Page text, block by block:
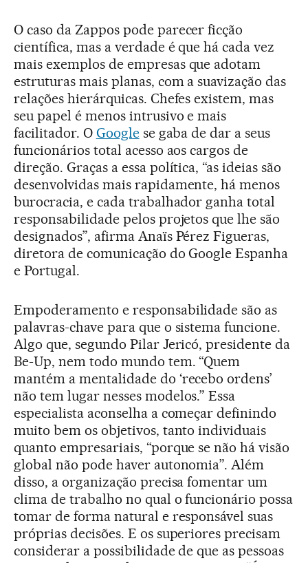
O caso da Zappos pode parecer ficção
científica, mas a verdade é que há cada vez
mais exemplos de empresas que adotam
estruturas mais planas, com a suavização das
relações hierárquicas. Chefes existem, mas
seu papel é menos intrusivo e mais
facilitador. O Googlese gaba de dar a seus
funcionários total acesso aos cargos de
direção. Graças a essa política, “as ideias são
desenvolvidas mais rapidamente, há menos
burocracia, e cada trabalhador ganha total
responsabilidade pelos projetos que lhe são
designados”, afirma Anaïs Pérez Figueras,
diretora de comunicação do Google Espanha
e Portugal.
Empoderamento e responsabilidade são as
palavras-chave para que o sistema funcione.
Algo que, segundo Pilar Jericó, presidente da
Be-Up, nem todo mundo tem. “Quem
mantém a mentalidade do ‘recebo ordens’
não tem lugar nesses modelos.” Essa
especialista aconselha a começar definindo
muito bem os objetivos, tanto individuais
quanto empresariais, “porque se não há visão
global não pode haver autonomia”. Além
disso, a organização precisa fomentar um
clima de trabalho no qual o funcionário possa
tomar de forma natural e responsável suas
próprias decisões. E os superiores precisam
considerar a possibilidade de que as pessoas